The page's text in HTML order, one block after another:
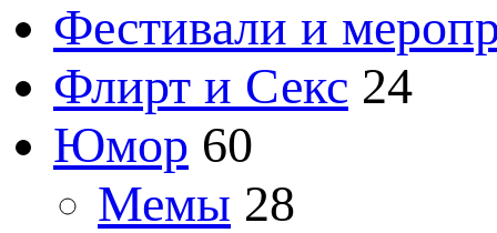
Фестивали и
Флирт и Секс 24
Юмор 60
Мемы 28